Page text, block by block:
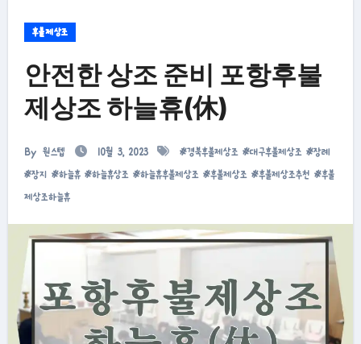
후불제상조
안전한 상조 준비 포항후불
제상조 하늘휴(休)
By 원스텝 10월 3, 2023 #경북후불제상조 #대구후불제상조 #장례
#장지 #하늘휴#하늘휴상조#하늘휴후불제상조#후불제상조#후불제상조추천 #후불
제상조하늘휴